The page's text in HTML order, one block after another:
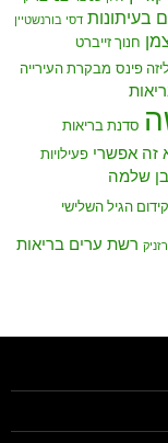
בעיתונות דסי בורנשטיין
חנוך זייברט
פינס מבקרת העירייה
סדנת בריאות
זה אפשרי פעילויות
בן שלמה
קידום הגיל השלישי
רשת ערים בריאות